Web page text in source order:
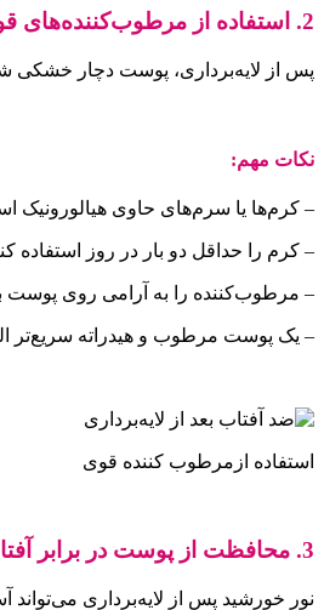
2. استفاده از مرطوب‌کننده‌های قوی
پس از لایه‌برداری، پوست دچار خشکی
نکات مهم:
– کرم‌ها یا سرم‌های حاوی هیالورونیک
– کرم را حداقل دو بار در روز
– مرطوب‌کننده را به آرامی روی پوست
– یک پوست مرطوب و هیدراته سریع‌تر
استفاده ازمرطوب کننده قوی
3. محافظت از پوست در برابر آفتاب
نور خورشید پس از لایه‌برداری